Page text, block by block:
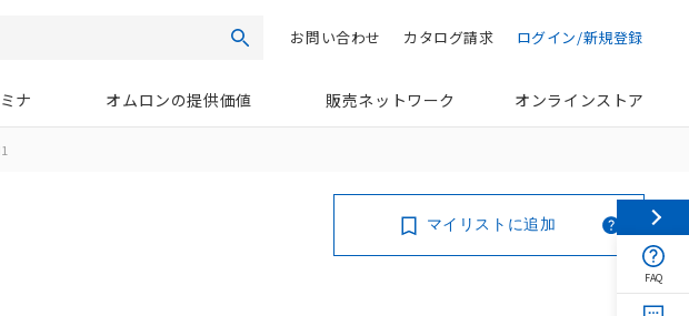
検索 ログイン/新規登録
カタログ請求
お問い合わせ
ナ オムロンの提供価値 販売ネットワーク オンラインストア
マイリストに追加
FAQ